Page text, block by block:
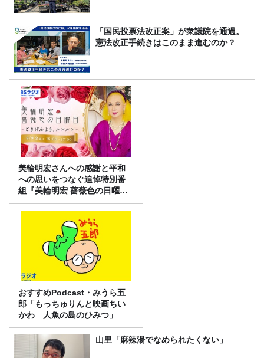
「国民投票法改正案」が衆議院を通過。
憲法改正手続きはこのまま進むのか？
美輪明宏さんへの感謝と平和
への思いをつなぐ追悼特別番
組『美輪明宏 薔薇色の日曜日
～ごきげんよう、ルンルン
～』8/9（日）16時放送
おすすめPodcast・みうら五
郎「もっちゅりんと映画ちい
かわ 人魚の島のひみつ」
山里「麻辣湯でなめられたくない」